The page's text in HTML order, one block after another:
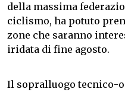
della massima
ciclismo, ha potuto
zone che saranno
iridata di fine agosto.
Il sopralluogo tecnico-